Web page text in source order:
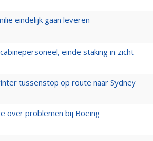
eindelijk gaan leveren
einde staking in zicht
tussenstop op route naar Sydney
over problemen bij Boeing